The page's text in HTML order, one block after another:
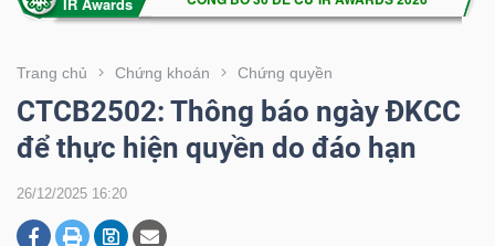
Trang chủ Chứng khoán Chứng quyền
CTCB2502: Thông báo ngày ĐKCC
để thực hiện quyền do đáo hạn
26/12/2025 16:20
VIETSTOCK
CHỨNG